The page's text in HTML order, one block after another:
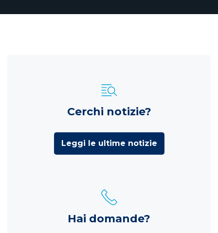
Cerchi notizie?
Leggi le ultime notizie
Hai domande?